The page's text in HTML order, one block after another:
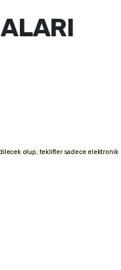
olup, teklifler sadece elektronik